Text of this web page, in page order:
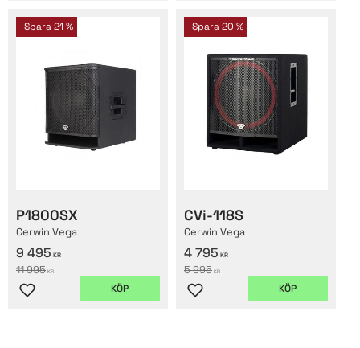
P1800SX
Cerwin Vega
9 495 KR
11 995KR
Spara21 %
Lägg till i favoriter
KÖP
​CVi-118S
Cerwin Vega
4 795 KR
5 995KR
Spara20 %
Lägg till i favoriter
KÖP